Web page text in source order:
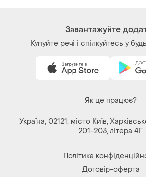
Завантажуйте
Купуйте речі і спілкуйтесь у
Як це працює?
Україна, 02121, місто Київ,
201-203, літера 4Г
Політика
Договір-оферта